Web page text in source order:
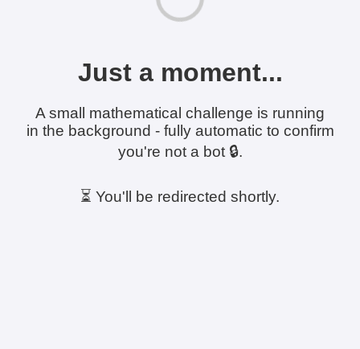
Just a moment...
A small mathematical challenge is running
in the background - fully automatic to confirm
you're not a bot 🔒.
⏳ You'll be redirected shortly.